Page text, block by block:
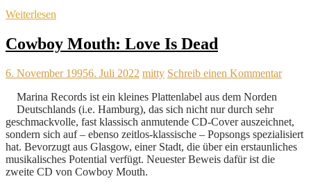
Weiterlesen
Cowboy Mouth: Love Is Dead
6. November 19956. Juli 2022 mitty Schreib einen Kommentar
Marina Records ist ein kleines Plattenlabel aus dem Norden
Deutschlands (i.e. Hamburg), das sich nicht nur durch sehr
geschmackvolle, fast klassisch anmutende CD-Cover auszeichnet,
sondern sich auf – ebenso zeitlos-klassische – Popsongs spezialisiert
hat. Bevorzugt aus Glasgow, einer Stadt, die über ein erstaunliches
musikalisches Potential verfügt. Neuester Beweis dafür ist die
zweite CD von Cowboy Mouth.